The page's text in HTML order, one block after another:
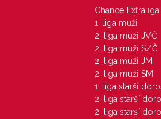
Chance
1. liga muži
2. liga muži JVČ
2. liga muži SZČ
2. liga muži JM
2. liga muži SM
1. liga starší
2. liga starší
2. liga starší